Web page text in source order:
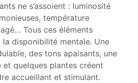
ne s’assoient : luminosité
température
Tous ces éléments
la disponibilité mentale. Une
des tons apaisants, une
quelques plantes créent
accueillant et stimulant.